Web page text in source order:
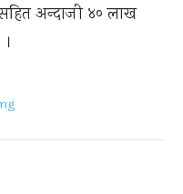
अन्दाजी ४० लाख